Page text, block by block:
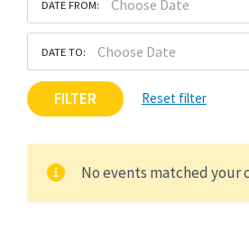
DATE FROM:
DATE TO:
FILTER Reset filter
No events matched your